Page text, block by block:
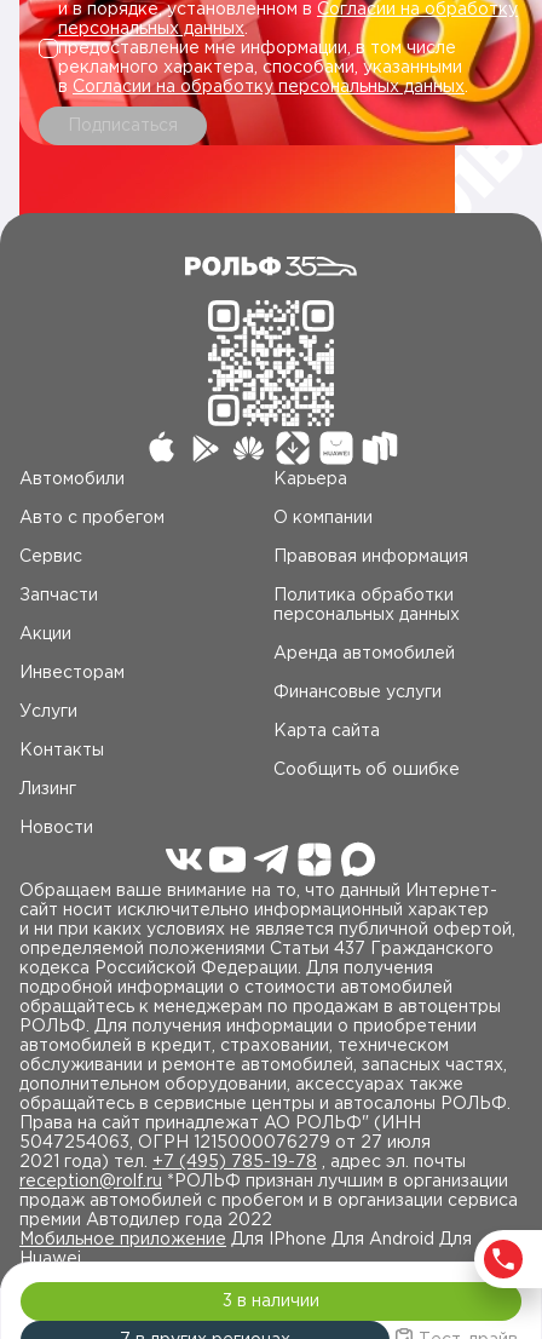
3 в наличии
и в порядке, установленном в Согласии на обработку
персональных данных.
предоставление мне информации, в том числе
рекламного характера, способами, указанными
в Согласии на обработку персональных данных
Подписаться
Автомобили
Авто c пробегом
Сервис
Запчасти
Акции
Инвесторам
Услуги
Контакты
Лизинг
Новости
Карьера
О компании
Правовая информация
Политика обработки
персональных данных
Аренда автомобилей
Финансовые услуги
Карта сайта
Сообщить об ошибке
Обращаем ваше внимание на то, что данный Интернет-
сайт носит исключительно информационный характер
и ни при каких условиях не является публичной офертой,
определяемой положениями Статьи 437 Гражданского
кодекса Российской Федерации. Для получения
подробной информации о стоимости автомобилей
обращайтесь к менеджерам по продажам в автоцентры
РОЛЬФ. Для получения информации о приобретении
автомобилей в кредит, страховании, техническом
обслуживании и ремонте автомобилей, запасных частях,
дополнительном оборудовании, аксессуарах также
обращайтесь в сервисные центры и автосалоны РОЛЬФ.
Права на сайт принадлежат AO РОЛЬФ" (ИНН
5047254063, ОГРН 1215000076279 от 27 июля
2021 года) тел. +7 (495) 785-19-78 , адрес эл. почты
reception@rolf.ru *РОЛЬФ признан лучшим в организации
продаж автомобилей с пробегом и в организации сервиса
премии Автодилер года 2022
Мобильное приложение Для IPhone Для Android Для
Huawei